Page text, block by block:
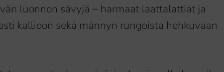
luonnon sävyjä – harmaat laattalattiat ja
kallioon sekä männyn rungoista hehkuvaan